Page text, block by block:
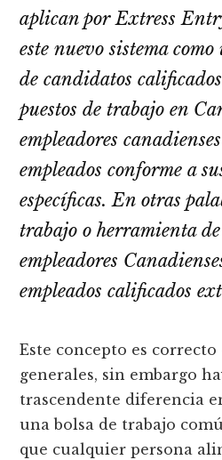
aplican por Extress
este nuevo sistema
de candidatos
puestos de trabajo en
empleadores
empleados conforme a
específicas. En otras
trabajo o herramienta
empleadores
empleados calificados
Este concepto es
generales, sin embargo
trascendente diferencia
una bolsa de trabajo
que cualquier persona